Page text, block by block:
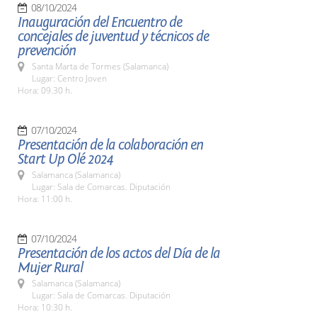
08/10/2024
Inauguración del Encuentro de
concejales de juventud y técnicos de
prevención
Santa Marta de Tormes (Salamanca)
Lugar: Centro Joven
Hora: 09.30 h.
07/10/2024
Presentación de la colaboración en
Start Up Olé 2024
Salamanca (Salamanca)
Lugar: Sala de Comarcas. Diputación
Hora: 11:00 h.
07/10/2024
Presentación de los actos del Día de la
Mujer Rural
Salamanca (Salamanca)
Lugar: Sala de Comarcas. Diputación
Hora: 10:30 h.